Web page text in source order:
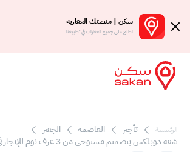
سكن | منصتك العقارية
اطلع على جميع العقارات في تطبيقنا
بالعمولة
الرئيسية تأجير العاصمة
الجفير
شقة دوبلكس بتصميم مستوحى من 3 غرف نوم للإيجار في الجفير